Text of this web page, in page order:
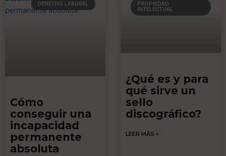
DERECHO LABORAL
Cómo
conseguir una
incapacidad
permanente
absoluta
PROPIEDAD
INTELECTUAL
¿Qué es y para
qué sirve un
sello
discográfico?
LEER MÁS »